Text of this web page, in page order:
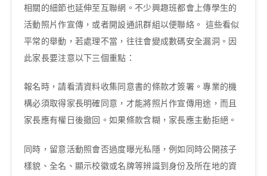
相關的細節也延伸至互聯網。不少興趣班都會上傳學生的
活動照片作宣傳，或者開設通訊群組以便聯絡。 這些看似
平常的舉動，若處理不當，往往會變成數碼安全漏洞。因
此家長要注意以下三個重點：
報名時，請看清資料收集同意書的條款才簽署。專業的機
構必須取得家長明確同意，才能將照片作宣傳用途，而且
家長應有權日後撤回。如果條款含糊，家長應主動拒絕。
同時，留意活動照會否過度曝光私隱，例如同時公開孩子
樣貌、全名、顯示校徽或名牌等辨識到身份及所在地的資